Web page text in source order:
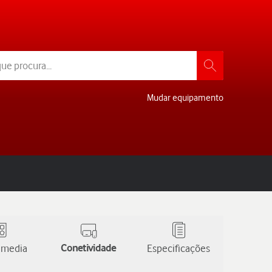
Mudar equipamento
Conetividade Especificações